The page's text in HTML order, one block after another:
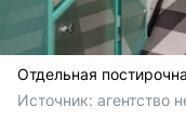
Отдельная
Источник: агентство